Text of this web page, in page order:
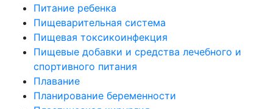
Питание ребенка
Пищеварительная система
Пищевая токсикоинфекция
Пищевые добавки и средства лечебного и
спортивного питания
Плавание
Планирование беременности